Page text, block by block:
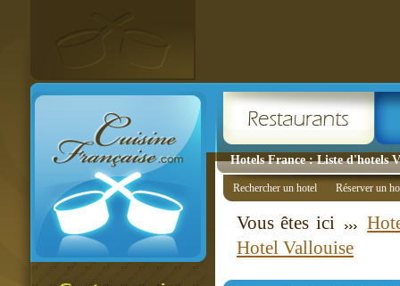
Hotels France : Liste d'hotels
Rechercher un hotel Réserver un
Vous êtes ici
Hotel Vallouise